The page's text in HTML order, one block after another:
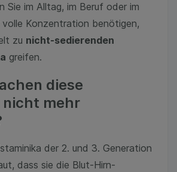
Sie im Alltag, im Beruf oder im
Konzentration benötigen,
zu nicht-sedierenden
greifen.
diese
mehr
der 2. und 3. Generation
dass sie die Blut-Hirn-